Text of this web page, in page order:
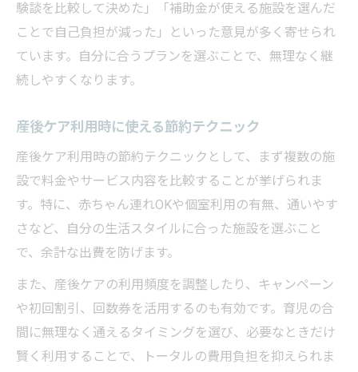
験談を比較して決めた」「補助金が使える施設を選んだ
ことで自己負担が減った」といった意見が多く寄せられ
ています。自分に合うプランを選ぶことで、無理なく継
続しやすくなります。
産後ケア利用時に使える節約テクニック
産後ケア利用時の節約テクニックとして、まず複数の施
設で料金やサービス内容を比較することが挙げられま
す。特に、赤ちゃん連れOKや個室利用の有無、通いやす
さなど、自分の生活スタイルに合った施設を選ぶこと
で、余計な出費を防げます。
また、産後ケアの利用頻度を調整したり、キャンペーン
や初回割引、回数券を活用するのも有効です。育児の合
間に無理なく通えるタイミングを選び、必要なときだけ
賢く利用することで、トータルの費用負担を抑えられま